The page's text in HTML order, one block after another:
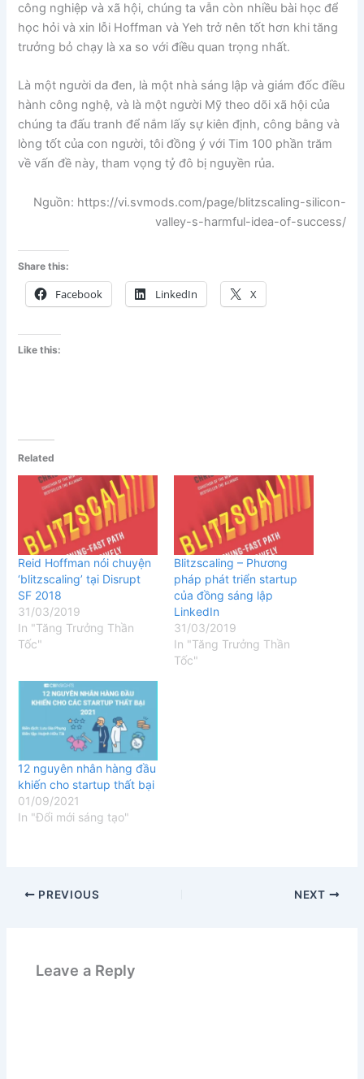
công nghiệp và xã hội, chúng ta vẫn còn nhiều bài học để
học hỏi và xin lỗi Hoffman và Yeh trở nên tốt hơn khi tăng
trưởng bỏ chạy là xa so với điều quan trọng nhất.
Là một người da đen, là một nhà sáng lập và giám đốc điều
hành công nghệ, và là một người Mỹ theo dõi xã hội của
chúng ta đấu tranh để nắm lấy sự kiên định, công bằng và
lòng tốt của con người, tôi đồng ý với Tim 100 phần trăm
về vấn đề này, tham vọng tỷ đô bị nguyền rủa.
Nguồn: https://vi.svmods.com/page/blitzscaling-silicon-
valley-s-harmful-idea-of-success/
Share this:
Facebook LinkedIn X
Like this:
Related
Reid Hoffman nói chuyện
‘blitzscaling’ tại Disrupt
SF 2018
31/03/2019
In "Tăng Trưởng Thần
Tốc"
Blitzscaling – Phương
pháp phát triển startup
của đồng sáng lập
LinkedIn
31/03/2019
In "Tăng Trưởng Thần
Tốc"
12 nguyên nhân hàng đầu
khiến cho startup thất bại
01/09/2021
In "Đổi mới sáng tạo"
PREVIOUS NEXT
Leave a Reply